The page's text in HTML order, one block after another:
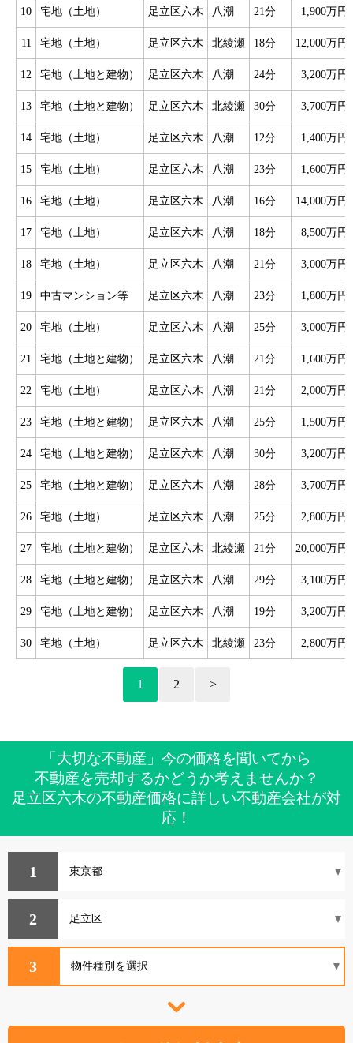
10 宅地（土地） 足立区六木 八潮 21分 1,900万円
11 宅地（土地） 足立区六木 北綾瀬 18分 12,000万円
12 宅地（土地と建物） 足立区六木 八潮 24分 3,200万円
13 宅地（土地と建物） 足立区六木 北綾瀬 30分 3,700万円
14 宅地（土地） 足立区六木 八潮 12分 1,400万円
15 宅地（土地） 足立区六木 八潮 23分 1,600万円
16 宅地（土地） 足立区六木 八潮 16分 14,000万円
17 宅地（土地） 足立区六木 八潮 18分 8,500万円
18 宅地（土地） 足立区六木 八潮 21分 3,000万円
19 中古マンション等 足立区六木 八潮 23分 1,800万円
20 宅地（土地） 足立区六木 八潮 25分 3,000万円
21 宅地（土地と建物） 足立区六木 八潮 21分 1,600万円
22 宅地（土地） 足立区六木 八潮 21分 2,000万円
23 宅地（土地と建物） 足立区六木 八潮 25分 1,500万円
24 宅地（土地と建物） 足立区六木 八潮 30分 3,200万円
25 宅地（土地と建物） 足立区六木 八潮 28分 3,700万円
26 宅地（土地） 足立区六木 八潮 25分 2,800万円
27 宅地（土地と建物） 足立区六木 北綾瀬 21分 20,000万円
28 宅地（土地と建物） 足立区六木 八潮 29分 3,100万円
29 宅地（土地と建物） 足立区六木 八潮 19分 3,200万円
30 宅地（土地） 足立区六木 北綾瀬 23分 2,800万円
1 2 >
「大切な不動産」今の価格を聞いてから
不動産を売却するかどうか考えませんか？
足立区六木の不動産価格に詳しい不動産会社が対
応！
1
2
3